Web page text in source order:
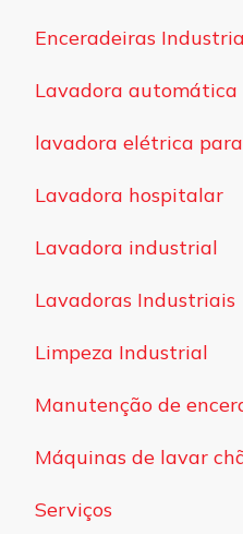
Enceradeiras
Lavadora
lavadora elétrica
Lavadora hospitalar
Lavadora industrial
Lavadoras Industriais
Limpeza Industrial
Manutenção de
Máquinas de lavar
Serviços